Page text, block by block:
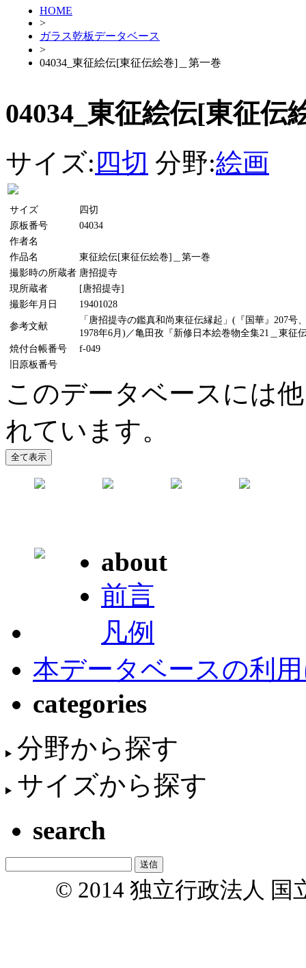
HOME
>
ガラス乾板データベース
>
04034_東征絵伝[東征伝絵巻]＿第一巻
04034_東征絵伝[東征伝
サイズ: 四切 分野:絵画
サイズ
四切
原板番号
04034
作者名
作品名
東征絵伝[東征伝絵巻]＿第一巻
撮影時の所蔵者 唐招提寺
現所蔵者
[唐招提寺]
撮影年月日
19401028
参考文献
「唐招提寺の鑑真和尚東征伝縁起」(『国華』207
1978年6月)／亀田孜『新修日本絵巻物全集21＿東征
焼付台帳番号
f-049
旧原板番号
このデータベースには
れています。
about
前言
凡例
本データベースの利
categories
分野から探す
サイズから探す
search
© 2014 独立行政法人 国